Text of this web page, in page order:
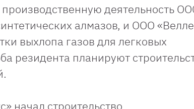
деятельность
алмазов, и ООО
выхлопа газов для легковых
резидента планируют
начал строительство